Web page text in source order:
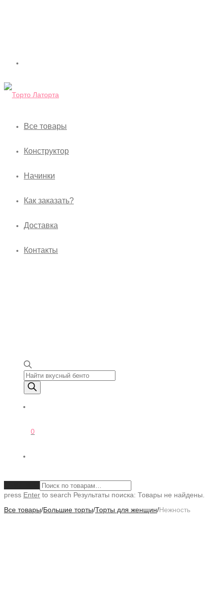
Все товары
Конструктор
Начинки
Как заказать?
Доставка
Контакты
Поиск товаров
0
press Enter to search Результаты поиска: Товары не найдены.
Все товары/Большие торты/Торты для женщин/Нежность